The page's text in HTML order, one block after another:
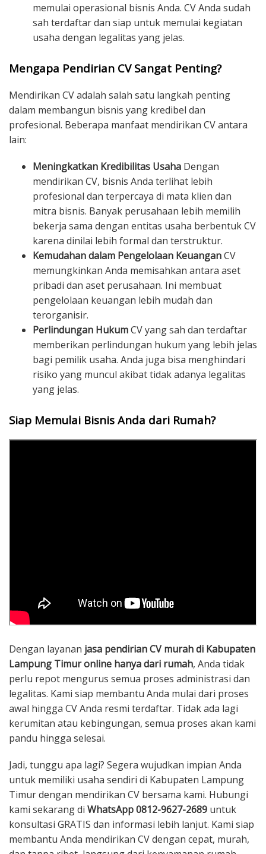
memulai operasional bisnis Anda. CV Anda sudah
sah terdaftar dan siap untuk memulai kegiatan
usaha dengan legalitas yang jelas.
Mengapa Pendirian CV Sangat Penting?
Mendirikan CV adalah salah satu langkah penting
dalam membangun bisnis yang kredibel dan
profesional. Beberapa manfaat mendirikan CV antara
lain:
Meningkatkan Kredibilitas Usaha Dengan
mendirikan CV, bisnis Anda terlihat lebih
profesional dan terpercaya di mata klien dan
mitra bisnis. Banyak perusahaan lebih memilih
bekerja sama dengan entitas usaha berbentuk CV
karena dinilai lebih formal dan terstruktur.
Kemudahan dalam Pengelolaan KeuanganCV
memungkinkan Anda memisahkan antara aset
pribadi dan aset perusahaan. Ini membuat
pengelolaan keuangan lebih mudah dan
terorganisir.
Perlindungan HukumCV yang sah dan terdaftar
memberikan perlindungan hukum yang lebih jelas
bagi pemilik usaha. Anda juga bisa menghindari
risiko yang muncul akibat tidak adanya legalitas
yang jelas.
Siap Memulai Bisnis Anda dari Rumah?
Dengan layanan jasa pendirian CV murah di Kabupaten
Lampung Timur online hanya dari rumah, Anda tidak
perlu repot mengurus semua proses administrasi dan
legalitas. Kami siap membantu Anda mulai dari proses
awal hingga CV Anda resmi terdaftar. Tidak ada lagi
kerumitan atau kebingungan, semua proses akan kami
pandu hingga selesai.
Jadi, tunggu apa lagi? Segera wujudkan impian Anda
untuk memiliki usaha sendiri di Kabupaten Lampung
Timur dengan mendirikan CV bersama kami. Hubungi
kami sekarang di WhatsApp 0812-9627-2689 untuk
konsultasi GRATIS dan informasi lebih lanjut. Kami siap
membantu Anda mendirikan CV dengan cepat, murah,